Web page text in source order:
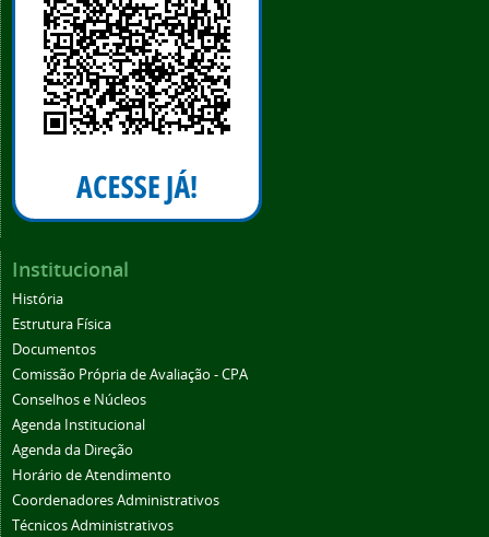
Institucional
História
Estrutura Física
Documentos
Comissão Própria de Avaliação - CPA
Conselhos e Núcleos
Agenda Institucional
Agenda da Direção
Horário de Atendimento
Coordenadores Administrativos
Técnicos Administrativos